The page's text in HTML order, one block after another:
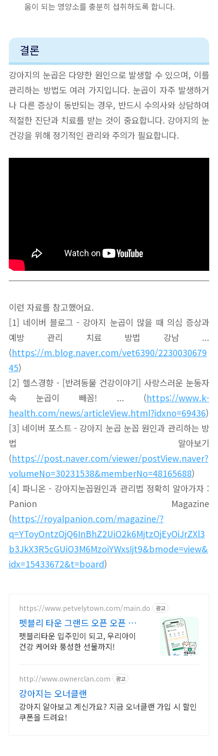
움이 되는 영양소를 충분히 섭취하도록 합니다.
결론
강아지의 눈곱은 다양한 원인으로 발생할 수 있으며, 이를
관리하는 방법도 여러 가지입니다. 눈곱이 자주 발생하거
나 다른 증상이 동반되는 경우, 반드시 수의사와 상담하여
적절한 진단과 치료를 받는 것이 중요합니다. 강아지의 눈
건강을 위해 정기적인 관리와 주의가 필요합니다.
이런 자료를 참고했어요.
[1] 네이버 블로그 - 강아지 눈곱이 많을 때 의심 증상과
예방 관리 치료 방법 강남 ...
(https://m.blog.naver.com/vet6390/2230030679
45)
[2] 헬스경향 - [반려동물 건강이야기] 사랑스러운 눈동자
속 눈곱이 빼꼼! ... (https://www.k-
health.com/news/articleView.html?idxno=69436)
[3] 네이버 포스트 - 강아지 눈곱 눈꼽 원인과 관리하는 방
법 알아보기
(https://post.naver.com/viewer/postView.naver?
volumeNo=30231538&memberNo=48165688)
[4] 파니온 - 강아지눈꼽원인과 관리법 정확히 알아가자 :
Panion Magazine
(https://royalpanion.com/magazine/?
q=YToyOntzOjQ6InBhZ2UiO2k6MjtzOjEyOiJrZXl3
b3JkX3R5cGUiO3M6MzoiYWxsIjt9&bmode=view&
idx=15433672&t=board)
https://www.petvelytown.com/main.do 광고
펫블리 타운 그랜드 오픈 오픈 이
벤트 진행 중!
펫블리타운 입주민이 되고, 우리아이
건강 케어와 풍성한 선물까지!
http://www.ownerclan.com 광고
강아지는 오너클랜
강아지 알아보고 계신가요? 지금 오너클랜 가입 시 할인
쿠폰을 드려요!